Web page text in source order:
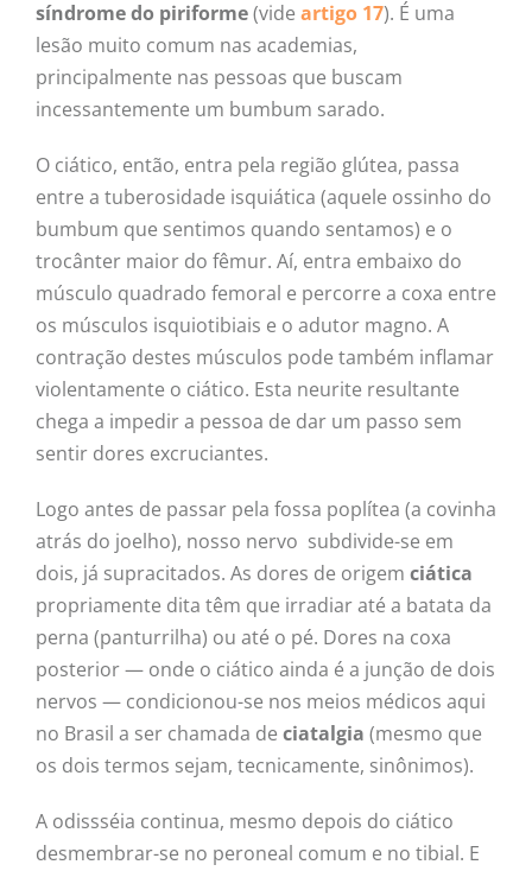
síndrome do piriforme(vide artigo 17). É uma
lesão muito comum nas academias,
principalmente nas pessoas que buscam
incessantemente um bumbum sarado.
O ciático, então, entra pela região glútea, passa
entre a tuberosidade isquiática (aquele ossinho do
bumbum que sentimos quando sentamos) e o
trocânter maior do fêmur. Aí, entra embaixo do
músculo quadrado femoral e percorre a coxa entre
os músculos isquiotibiais e o adutor magno. A
contração destes músculos pode também inflamar
violentamente o ciático. Esta neurite resultante
chega a impedir a pessoa de dar um passo sem
sentir dores excruciantes.
Logo antes de passar pela fossa poplítea (a covinha
atrás do joelho), nosso nervo subdivide-se em
dois, já supracitados. As dores de origem ciática
propriamente dita têm que irradiar até a batata da
perna (panturrilha) ou até o pé. Dores na coxa
posterior — onde o ciático ainda é a junção de dois
nervos — condicionou-se nos meios médicos aqui
no Brasil a ser chamada de ciatalgia (mesmo que
os dois termos sejam, tecnicamente, sinônimos).
A odissséia continua, mesmo depois do ciático
desmembrar-se no peroneal comum e no tibial. E